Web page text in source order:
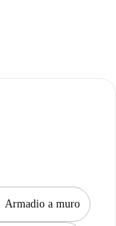
Armadio a muro